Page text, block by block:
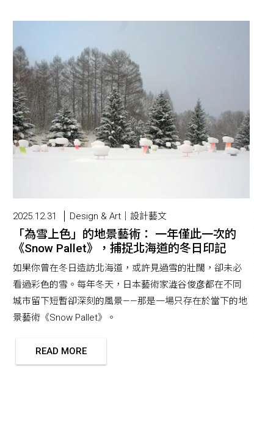
2025.12.31 Design & Art｜設計藝文
「為雪上色」的地景藝術： 一年僅此一次的
《Snow Pallet》，捕捉北海道的冬日印記
如果你曾在冬日造訪北海道，或許見過雪的壯闊，卻未必
看過彩色的雪。每年冬天，日本藝術家澁谷俊彦都在不同
城市留下短暫卻深刻的風景——那是一場只存在於當下的地
景藝術《Snow Pallet》。
READ MORE